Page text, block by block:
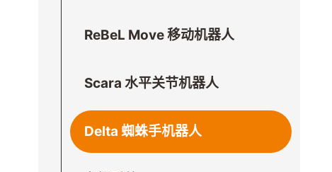
ReBeL Move 移动机器人
Scara 水平关节机器人
Delta 蜘蛛手机器人